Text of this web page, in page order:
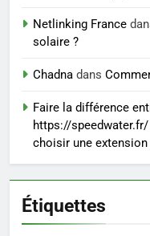
Netlinking France
solaire ?
Chadna dans
Faire la différence
https://speedwater.fr/
choisir une
Étiquettes